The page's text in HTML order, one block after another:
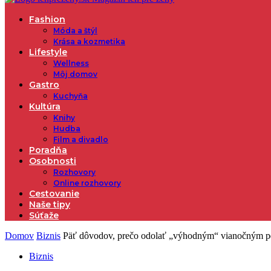
Fashion
Móda a štýl
Krása a kozmetika
Lifestyle
Wellness
Môj domov
Gastro
Kuchyňa
Kultúra
Knihy
Hudba
Film a divadlo
Poradňa
Osobnosti
Rozhovory
Online rozhovory
Cestovanie
Naše tipy
Súťaže
Domov Biznis Päť dôvodov, prečo odolať „výhodným“ vianočným
Biznis